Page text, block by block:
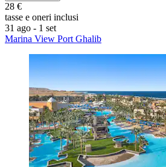
28 €
tasse e oneri inclusi
31 ago - 1 set
Marina View Port Ghalib